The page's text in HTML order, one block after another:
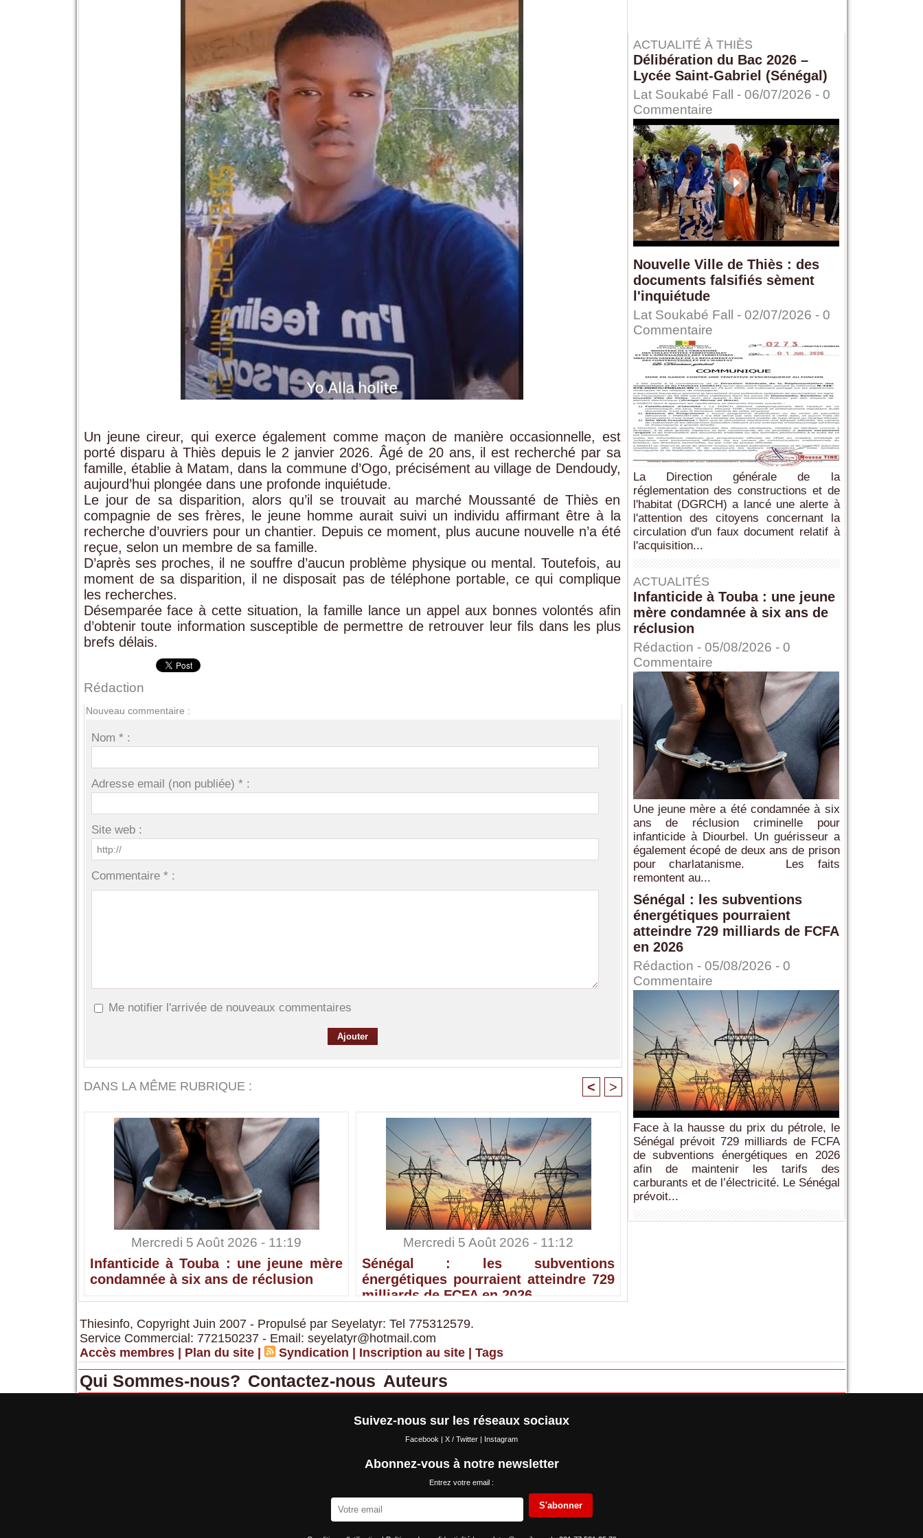
Un jeune cireur, qui exerce également comme maçon de manière occasionnelle, est
porté disparu à Thiès depuis le 2 janvier 2026. Âgé de 20 ans, il est recherché par sa
famille, établie à Matam, dans la commune d’Ogo, précisément au village de Dendoudy,
aujourd’hui plongée dans une profonde inquiétude.
Le jour de sa disparition, alors qu’il se trouvait au marché Moussanté de Thiès en
compagnie de ses frères, le jeune homme aurait suivi un individu affirmant être à la
recherche d’ouvriers pour un chantier. Depuis ce moment, plus aucune nouvelle n’a été
reçue, selon un membre de sa famille.
D’après ses proches, il ne souffre d’aucun problème physique ou mental. Toutefois, au
moment de sa disparition, il ne disposait pas de téléphone portable, ce qui complique
les recherches.
Désemparée face à cette situation, la famille lance un appel aux bonnes volontés afin
d’obtenir toute information susceptible de permettre de retrouver leur fils dans les plus
brefs délais.
Rédaction
Nouveau commentaire :
Nom * :
Adresse email (non publiée) * :
Site web :
Commentaire * :
Me notifier l'arrivée de nouveaux commentaires
DANS LA MÊME RUBRIQUE : < >
Mercredi 5 Août 2026 - 11:19
Infanticide à Touba : une jeune mère
condamnée à six ans de réclusion
Mercredi 5 Août 2026 - 11:12
Sénégal : les subventions
énergétiques pourraient atteindre 729
milliards de FCFA en 2026
ACTUALITÉ À THIÈS
Délibération du Bac 2026 –
Lycée Saint-Gabriel (Sénégal)
Lat Soukabé Fall - 06/07/2026 - 0
Commentaire
Nouvelle Ville de Thiès : des
documents falsifiés sèment
l'inquiétude
Lat Soukabé Fall - 02/07/2026 - 0
Commentaire
La Direction générale de la
réglementation des constructions et de
l'habitat (DGRCH) a lancé une alerte à
l'attention des citoyens concernant la
circulation d'un faux document relatif à
l'acquisition...
ACTUALITÉS
Infanticide à Touba : une jeune
mère condamnée à six ans de
réclusion
Rédaction - 05/08/2026 - 0
Commentaire
Une jeune mère a été condamnée à six
ans de réclusion criminelle pour
infanticide à Diourbel. Un guérisseur a
également écopé de deux ans de prison
pour charlatanisme. Les faits
remontent au...
Sénégal : les subventions
énergétiques pourraient
atteindre 729 milliards de FCFA
en 2026
Rédaction - 05/08/2026 - 0
Commentaire
Face à la hausse du prix du pétrole, le
Sénégal prévoit 729 milliards de FCFA
de subventions énergétiques en 2026
afin de maintenir les tarifs des
carburants et de l’électricité. Le Sénégal
prévoit...
Thiesinfo, Copyright Juin 2007 - Propulsé par Seyelatyr: Tel 775312579.
Service Commercial: 772150237 - Email: seyelatyr@hotmail.com
Accès membres
Plan du site Syndication Inscription au site Tags
Qui Sommes-nous? Contactez-nous Auteurs
Suivez-nous sur les réseaux sociaux
Facebook | X / Twitter | Instagram
Abonnez-vous à notre newsletter
Entrez votre email :
S'abonner